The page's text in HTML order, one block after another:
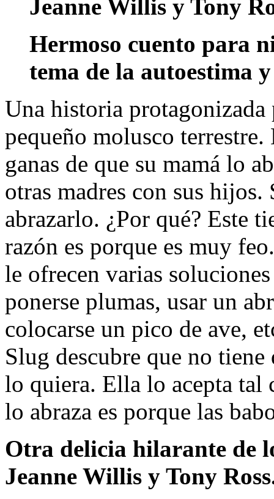
Jeanne Willis y Tony
Hermoso cuento para
tema de la autoestima
Una historia protagonizada
pequeño molusco
ganas de que su mamá lo
otras madres con sus
abrazarlo. ¿Por qué? Este
razón es porque es muy
le ofrecen varias
ponerse plumas, usar un
colocarse un pico de ave,
Slug descubre que no tiene
lo quiera. Ella lo acepta tal
lo abraza es porque las
Otra delicia hilarante de
Jeanne Willis y Tony